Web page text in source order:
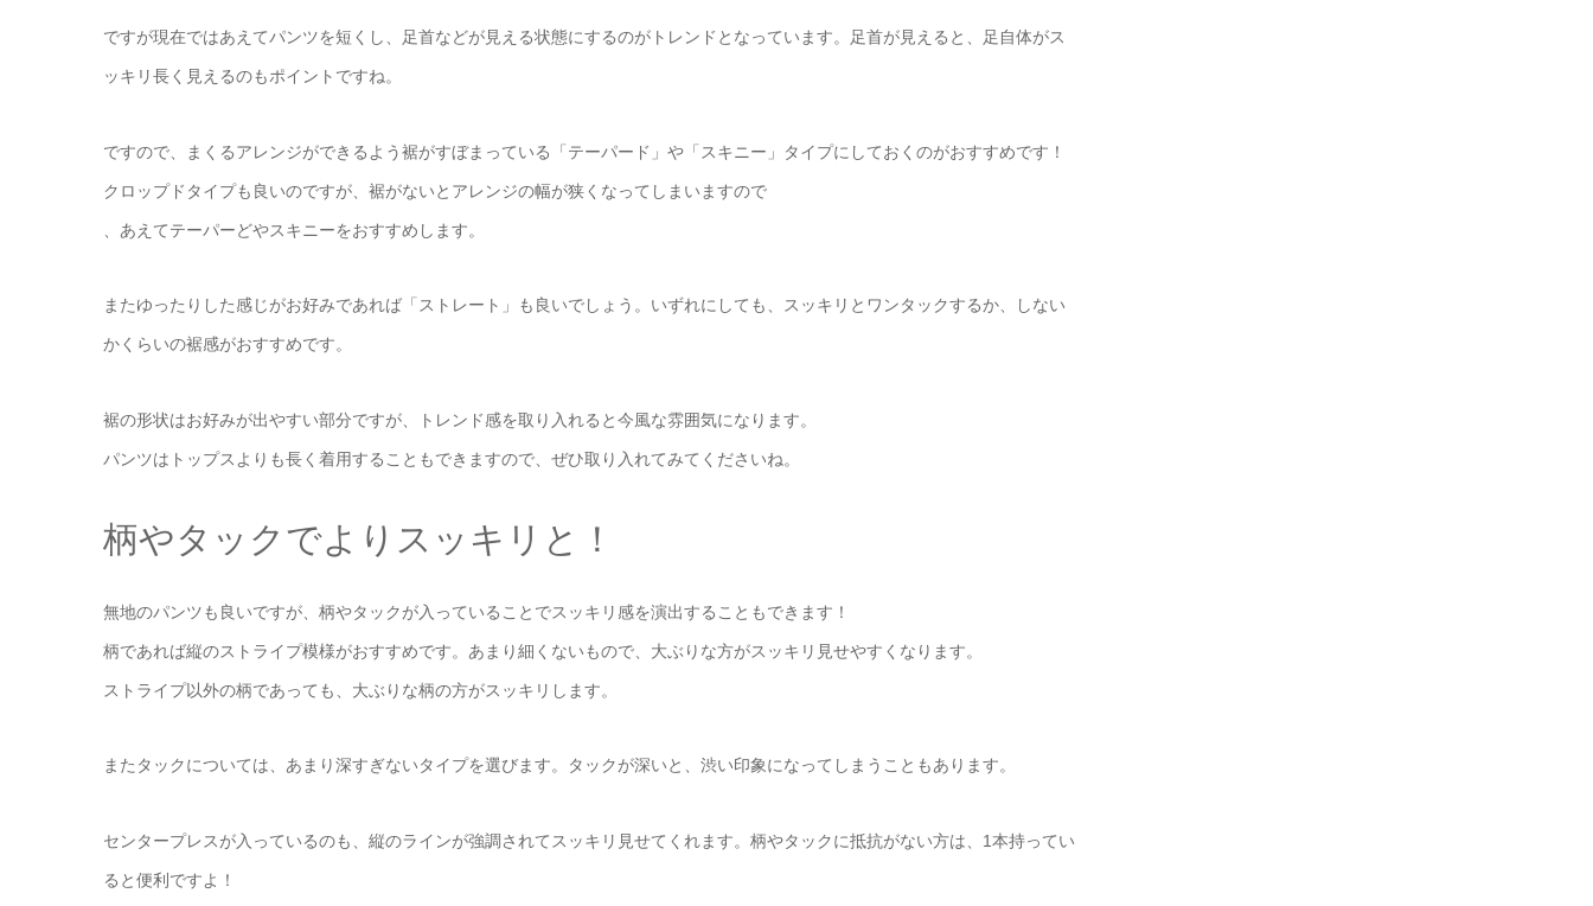
ですが現在ではあえてパンツを短くし、足首などが見える状態にするのがトレンドとなっています。足首が見えると、足自体がス
ッキリ長く見えるのもポイントですね。
ですので、まくるアレンジができるよう裾がすぼまっている「テーパード」や「スキニー」タイプにしておくのがおすすめです！
クロップドタイプも良いのですが、裾がないとアレンジの幅が狭くなってしまいますので
、あえてテーパーどやスキニーをおすすめします。
またゆったりした感じがお好みであれば「ストレート」も良いでしょう。いずれにしても、スッキリとワンタックするか、しない
かくらいの裾感がおすすめです。
裾の形状はお好みが出やすい部分ですが、トレンド感を取り入れると今風な雰囲気になります。
パンツはトップスよりも長く着用することもできますので、ぜひ取り入れてみてくださいね。
柄やタックでよりスッキリと！
無地のパンツも良いですが、柄やタックが入っていることでスッキリ感を演出することもできます！
柄であれば縦のストライプ模様がおすすめです。あまり細くないもので、大ぶりな方がスッキリ見せやすくなります。
ストライプ以外の柄であっても、大ぶりな柄の方がスッキリします。
またタックについては、あまり深すぎないタイプを選びます。タックが深いと、渋い印象になってしまうこともあります。
センタープレスが入っているのも、縦のラインが強調されてスッキリ見せてくれます。柄やタックに抵抗がない方は、1本持ってい
ると便利ですよ！